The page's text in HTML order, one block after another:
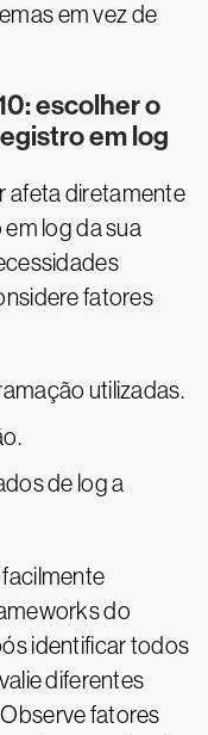
em vez de
escolher o
em log
afeta diretamente
log da sua
fatores
utilizadas.
de log a
do
identificar todos
diferentes
fatores